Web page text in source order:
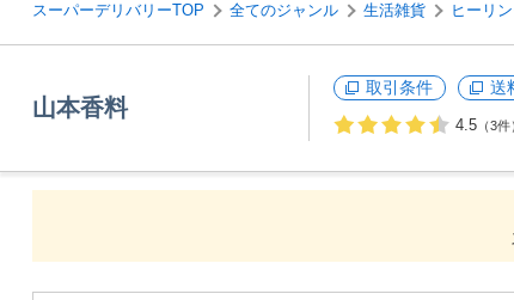
スーパーデリバリーTOP 全てのジャンル 生活雑貨 ヒーリ
山本香料
取引条件 送
4.5 （3件